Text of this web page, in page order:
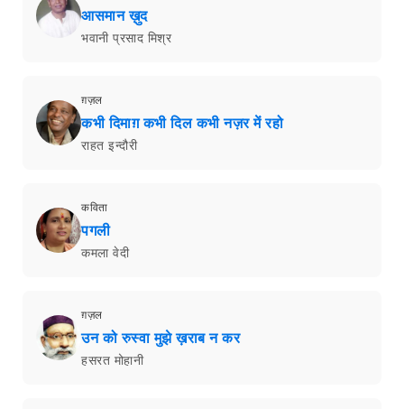
आसमान ख़ुद
भवानी प्रसाद मिश्र
ग़ज़ल
कभी दिमाग़ कभी दिल कभी नज़र में रहो
राहत इन्दौरी
कविता
पगली
कमला वेदी
ग़ज़ल
उन को रुस्वा मुझे ख़राब न कर
हसरत मोहानी